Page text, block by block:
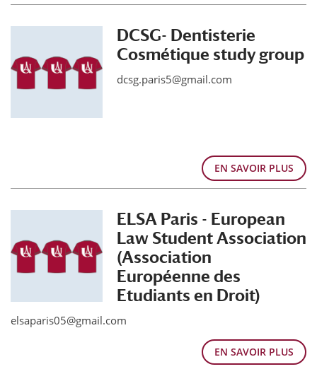
DCSG- Dentisterie
Cosmétique study group
dcsg.paris5@gmail.com
EN SAVOIR PLUS
ELSA Paris - European
Law Student Association
(Association
Européenne des
Etudiants en Droit)
elsaparis05@gmail.com
EN SAVOIR PLUS